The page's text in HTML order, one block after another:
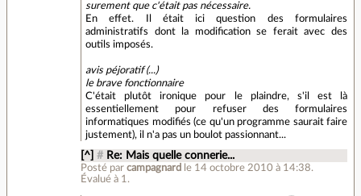
surement que c'était pas nécessaire.
En effet. Il était ici question des formulaires
administratifs dont la modification se ferait avec des
outils imposés.
avis péjoratif (...)
le brave fonctionnaire
C'était plutôt ironique pour le plaindre, s'il est là
essentiellement pour refuser des formulaires
informatiques modifiés (ce qu'un programme saurait faire
justement), il n'a pas un boulot passionnant...
[^] # Re: Mais quelle connerie...
Posté parcampagnard le 14 octobre 2010 à 14:38.
Évalué à 1 .